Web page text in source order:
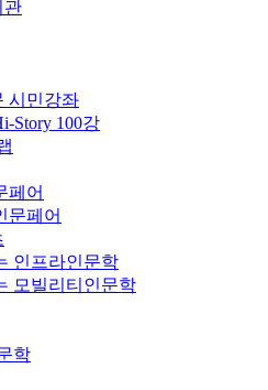
관
시민강좌
Story 100강
페어
문페어
인프라인문학
모빌리티인문학
학